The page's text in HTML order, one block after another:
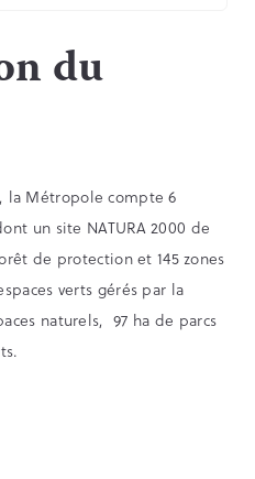
du
la Métropole compte 6
un site NATURA 2000 de
de protection et 145 zones
verts gérés par la
naturels, 97 ha de parcs